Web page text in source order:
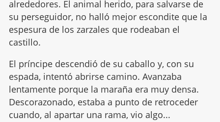
alrededores. El animal herido, para salvarse de
su perseguidor, no halló mejor escondite que la
espesura de los zarzales que rodeaban el
castillo.
El príncipe descendió de su caballo y, con su
espada, intentó abrirse camino. Avanzaba
lentamente porque la maraña era muy densa.
Descorazonado, estaba a punto de retroceder
cuando, al apartar una rama, vio algo...